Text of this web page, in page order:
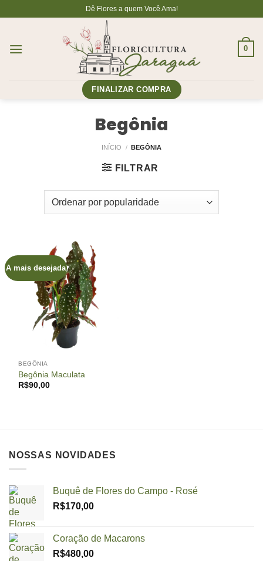
Dê Flores a quem Você Ama!
0
FINALIZAR COMPRA
Begônia
INÍCIO / BEGÔNIA
FILTRAR
A mais desejada
BEGÔNIA
Begônia Maculata
R$90,00
NOSSAS NOVIDADES
Buquê de Flores do Campo - Rosé
R$170,00
Coração de Macarons
R$480,00